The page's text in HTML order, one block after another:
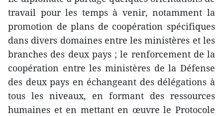
travail pour les temps à venir, notamment la
promotion de plans de coopération spécifiques
dans divers domaines entre les ministères et les
branches des deux pays ; le renforcement de la
coopération entre les ministères de la Défense
des deux pays en échangeant des délégations à
tous les niveaux, en formant des ressources
humaines et en mettant en œuvre le Protocole